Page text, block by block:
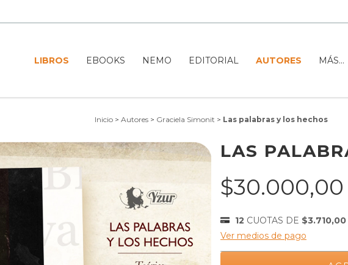
LIBROS EBOOKS NEMO EDITORIAL AUTORES MÁS...
Inicio > Autores > Graciela Simonit > Las palabras y los hechos
LAS
$30.000,00
12 CUOTAS DE $3.710,00
Ver medios de pago